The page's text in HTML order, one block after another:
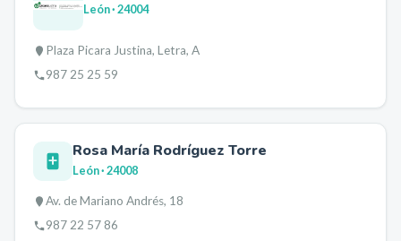
León· 24004
Plaza Picara Justina, Letra, A
987 25 25 59
Rosa María Rodríguez Torre
León· 24008
Av. de Mariano Andrés, 18
987 22 57 86